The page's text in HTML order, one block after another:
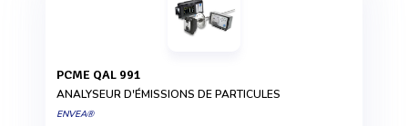
PCME QAL 991
ANALYSEUR D'ÉMISSIONS DE PARTICULES
ENVEA®